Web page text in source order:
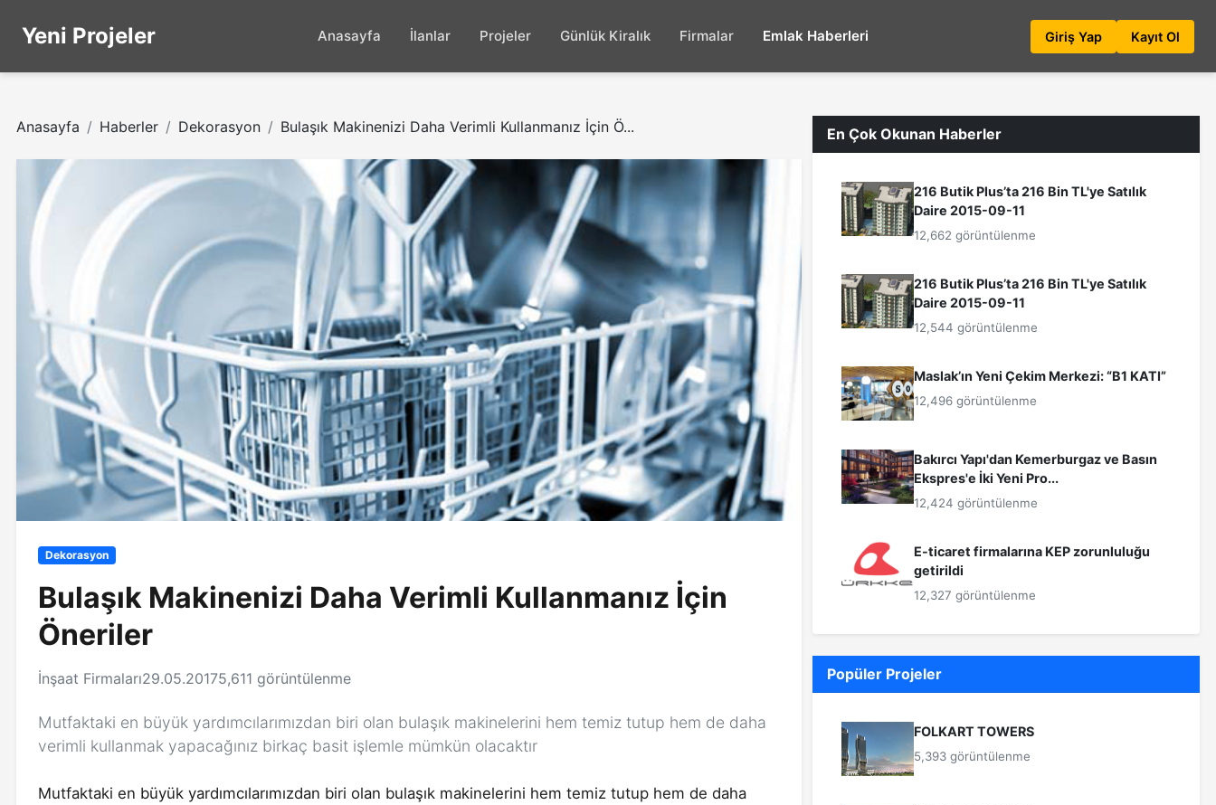
Yeni Projeler Anasayfa İlanlar Projeler Günlük Kiralık Firmalar Emlak Haberleri Giriş Yap Kayıt Ol
Anasayfa Haberler Dekorasyon Bulaşık Makinenizi Daha Verimli Kullanmanız İçin Ö...
Dekorasyon
Bulaşık Makinenizi Daha Verimli Kullanmanız İçin
Öneriler
İnşaat Firmaları29.05.20175,611 görüntülenme
Mutfaktaki en büyük yardımcılarımızdan biri olan bulaşık makinelerini hem temiz tutup hem de daha
verimli kullanmak yapacağınız birkaç basit işlemle mümkün olacaktır
Mutfaktaki en büyük yardımcılarımızdan biri olan bulaşık makinelerini hem temiz tutup hem de daha
En Çok Okunan Haberler
216 Butik Plus’ta 216 Bin TL'ye Satılık
Daire 2015-09-11
12,662 görüntülenme
216 Butik Plus’ta 216 Bin TL'ye Satılık
Daire 2015-09-11
12,544 görüntülenme
Maslak’ın Yeni Çekim Merkezi: “B1 KATI”
12,496 görüntülenme
Bakırcı Yapı'dan Kemerburgaz ve Basın
Ekspres'e İki Yeni Pro...
12,424 görüntülenme
E-ticaret firmalarına KEP zorunluluğu
getirildi
12,327 görüntülenme
Popüler Projeler
FOLKART TOWERS
5,393 görüntülenme